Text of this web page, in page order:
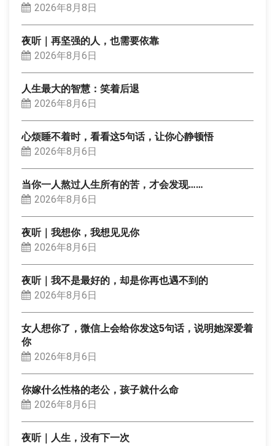
2026年8月8日
夜听｜再坚强的人，也需要依靠
2026年8月6日
人生最大的智慧：笑着后退
2026年8月6日
心烦睡不着时，看看这5句话，让你心静顿悟
2026年8月6日
当你一人熬过人生所有的苦，才会发现……
2026年8月6日
夜听｜我想你，我想见见你
2026年8月6日
夜听｜我不是最好的，却是你再也遇不到的
2026年8月6日
女人想你了，微信上会给你发这5句话，说明她深爱着
你
2026年8月6日
你嫁什么性格的老公，孩子就什么命
2026年8月6日
夜听｜人生，没有下一次